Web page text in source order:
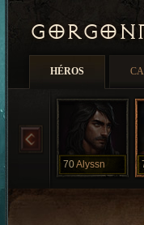
HÉROS
70Alyssn